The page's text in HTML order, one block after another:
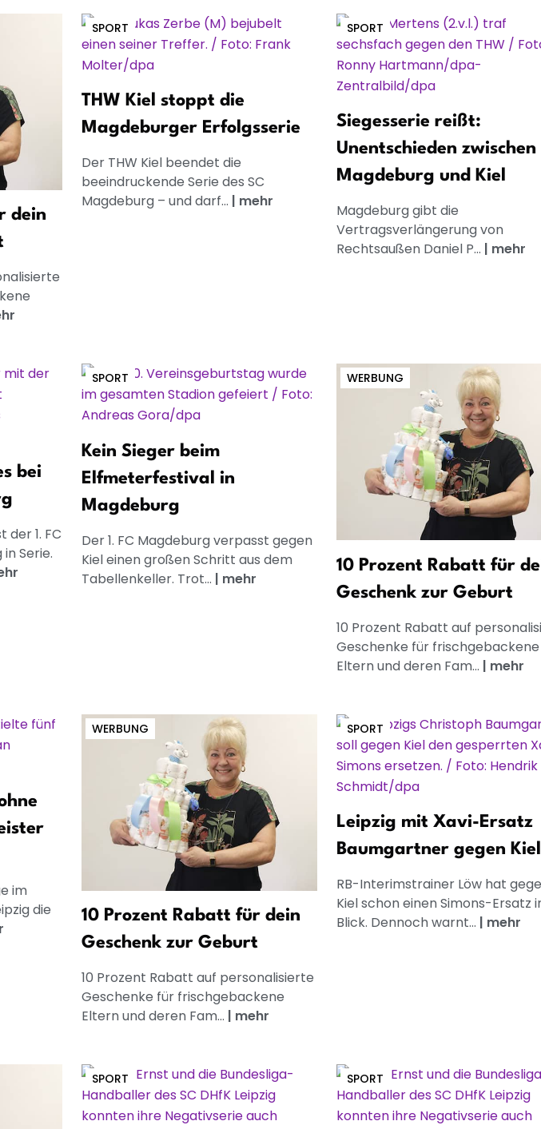
dein
SPORT
THW Kiel stoppt die
Magdeburger Erfolgsserie
Der THW Kiel beendet die
beeindruckende Serie des SC
Magdeburg – und darf... | mehr
SPORT
Siegesserie reißt:
Unentschieden zwischen
Magdeburg und Kiel
Magdeburg gibt die
Vertragsverlängerung von
Rechtsaußen Daniel P... | mehr
bei
der 1. FC
Serie.
SPORT
Kein Sieger beim
Elfmeterfestival in
Magdeburg
Der 1. FC Magdeburg verpasst gegen
Kiel einen großen Schritt aus dem
Tabellenkeller. Trot... | mehr
WERBUNG
10 Prozent Rabatt für
Geschenk zur Geburt
10 Prozent Rabatt auf
Geschenke für frischgebackene
Eltern und deren Fam... | mehr
im
die
WERBUNG
10 Prozent Rabatt für dein
Geschenk zur Geburt
10 Prozent Rabatt auf personalisierte
Geschenke für frischgebackene
Eltern und deren Fam... | mehr
SPORT
Leipzig mit Xavi-Ersatz
Baumgartner gegen Kiel
RB-Interimstrainer Löw hat
Kiel schon einen Simons-Ersatz
Blick. Dennoch warnt... | mehr
SPORT SPORT